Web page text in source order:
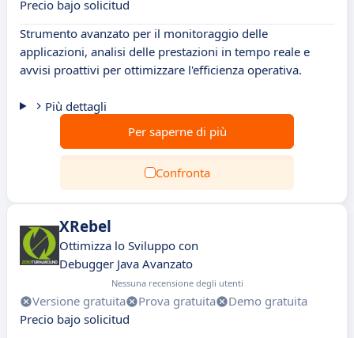
Precio bajo solicitud
Strumento avanzato per il monitoraggio delle
applicazioni, analisi delle prestazioni in tempo reale e
avvisi proattivi per ottimizzare l'efficienza operativa.
Più dettagli
Per saperne di più
Confronta
XRebel
Ottimizza lo Sviluppo con
Debugger Java Avanzato
Nessuna recensione degli utenti
Versione gratuita Prova gratuita
Demo gratuita
Precio bajo solicitud